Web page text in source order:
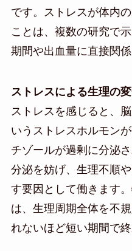
です。ストレスが体内
ことは、複数の研究で
期間や出血量に直接関係
ストレスによる生理の
ストレスを感じると、
いうストレスホルモン
チゾールが過剰に分泌
分泌を妨げ、生理不順
す要因として働きます
は、生理周期全体を不
れないほど短い期間で